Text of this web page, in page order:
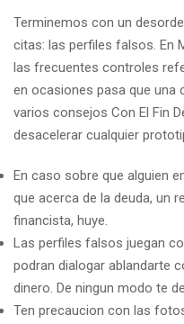
Terminemos con un
citas: las perfiles falsos. En
las frecuentes controles
en ocasiones pasa que una
varios consejos Con El Fin
desacelerar cualquier
En caso sobre que alguien
que acerca de la deuda, un
financista, huye.
Las perfiles falsos juegan
podran dialogar ablandarte
dinero. De ningun modo te
Ten precaucion con las